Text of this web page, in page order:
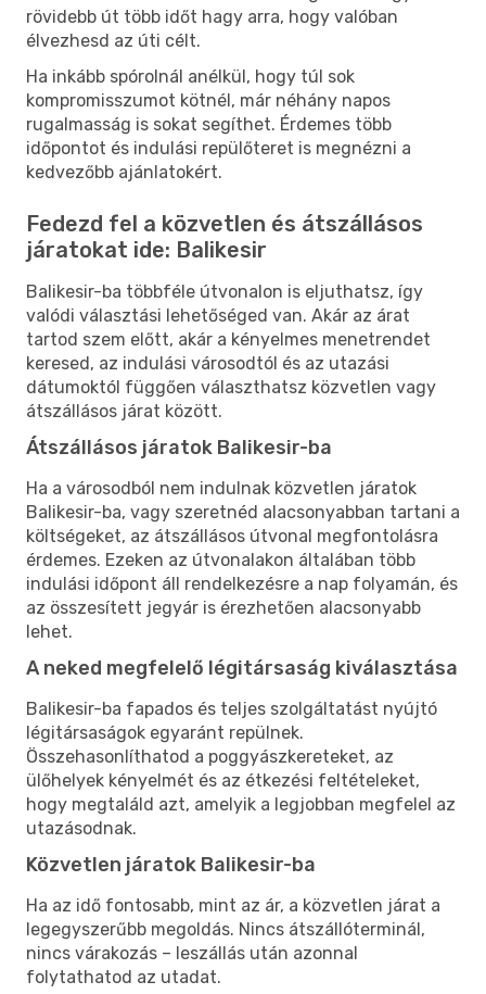
rövidebb út több időt hagy arra, hogy valóban
élvezhesd az úti célt.
Ha inkább spórolnál anélkül, hogy túl sok
kompromisszumot kötnél, már néhány napos
rugalmasság is sokat segíthet. Érdemes több
időpontot és indulási repülőteret is megnézni a
kedvezőbb ajánlatokért.
Fedezd fel a közvetlen és átszállásos
járatokat ide: Balikesir
Balikesir-ba többféle útvonalon is eljuthatsz, így
valódi választási lehetőséged van. Akár az árat
tartod szem előtt, akár a kényelmes menetrendet
keresed, az indulási városodtól és az utazási
dátumoktól függően választhatsz közvetlen vagy
átszállásos járat között.
Átszállásos járatok Balikesir-ba
Ha a városodból nem indulnak közvetlen járatok
Balikesir-ba, vagy szeretnéd alacsonyabban tartani a
költségeket, az átszállásos útvonal megfontolásra
érdemes. Ezeken az útvonalakon általában több
indulási időpont áll rendelkezésre a nap folyamán, és
az összesített jegyár is érezhetően alacsonyabb
lehet.
A neked megfelelő légitársaság kiválasztása
Balikesir-ba fapados és teljes szolgáltatást nyújtó
légitársaságok egyaránt repülnek.
Összehasonlíthatod a poggyászkereteket, az
ülőhelyek kényelmét és az étkezési feltételeket,
hogy megtaláld azt, amelyik a legjobban megfelel az
utazásodnak.
Közvetlen járatok Balikesir-ba
Ha az idő fontosabb, mint az ár, a közvetlen járat a
legegyszerűbb megoldás. Nincs átszállóterminál,
nincs várakozás – leszállás után azonnal
folytathatod az utadat.